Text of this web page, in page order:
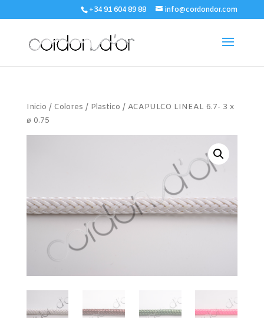
+34 91 604 89 88 info@cordondor.com
Inicio / Colores / Plastico / ACAPULCO LINEAL 6.7- 3 x
ø 0.75